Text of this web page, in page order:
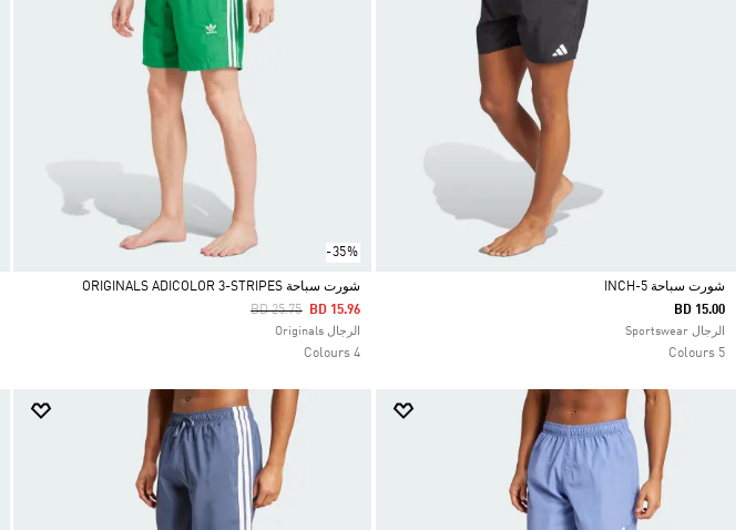
Selected
شورت سباحة 5-INCH
BD 15.00
الرجال Sportswear
5 Colours
-35%
Selected
شورت سباحة ORIGINALS ADICOLOR 3-STRIPES
Price Reduced From
BD 25.75ToBD 15.96
الرجال Originals
4 Colours